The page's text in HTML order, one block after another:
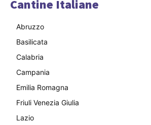
Cantine Italiane
Abruzzo
Basilicata
Calabria
Campania
Emilia Romagna
Friuli Venezia Giulia
Lazio